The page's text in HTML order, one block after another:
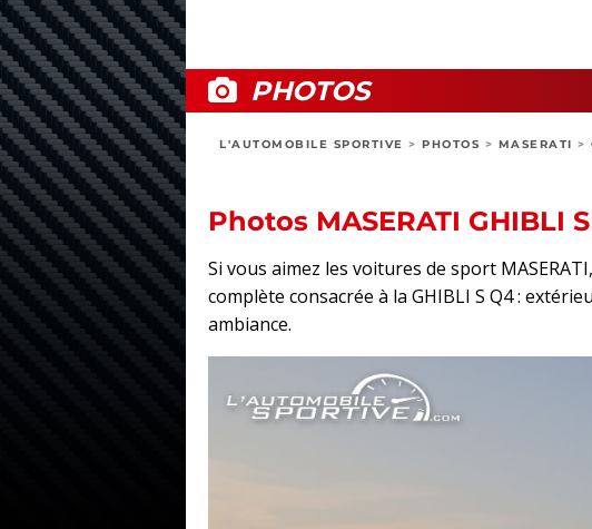
PHOTOS
L'AUTOMOBILE SPORTIVE > PHOTOS > MASERATI >
Photos MASERATI GHIBLI
Si vous aimez les voitures de sport
complète consacrée à la GHIBLI S Q4 :
ambiance.